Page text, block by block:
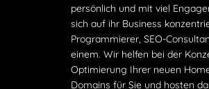
persönlich und mit viel
sich auf ihr Business
Programmierer, SEO-
einem. Wir helfen bei der
Optimierung Ihrer neuen
Domains für Sie und hosten